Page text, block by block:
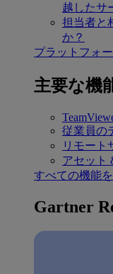
越したサ
担当者と
か？
プラットフォ
主要な機
従業員の
リモート
アセット
すべての機能
Gartner